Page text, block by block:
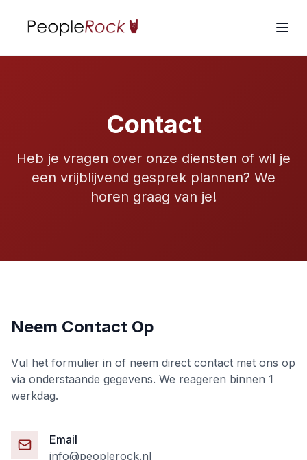
Contact
Heb je vragen over onze diensten of wil je
een vrijblijvend gesprek plannen? We
horen graag van je!
Neem Contact Op
Vul het formulier in of neem direct contact met ons op
via onderstaande gegevens. We reageren binnen 1
werkdag.
Email
info@peoplerock.nl